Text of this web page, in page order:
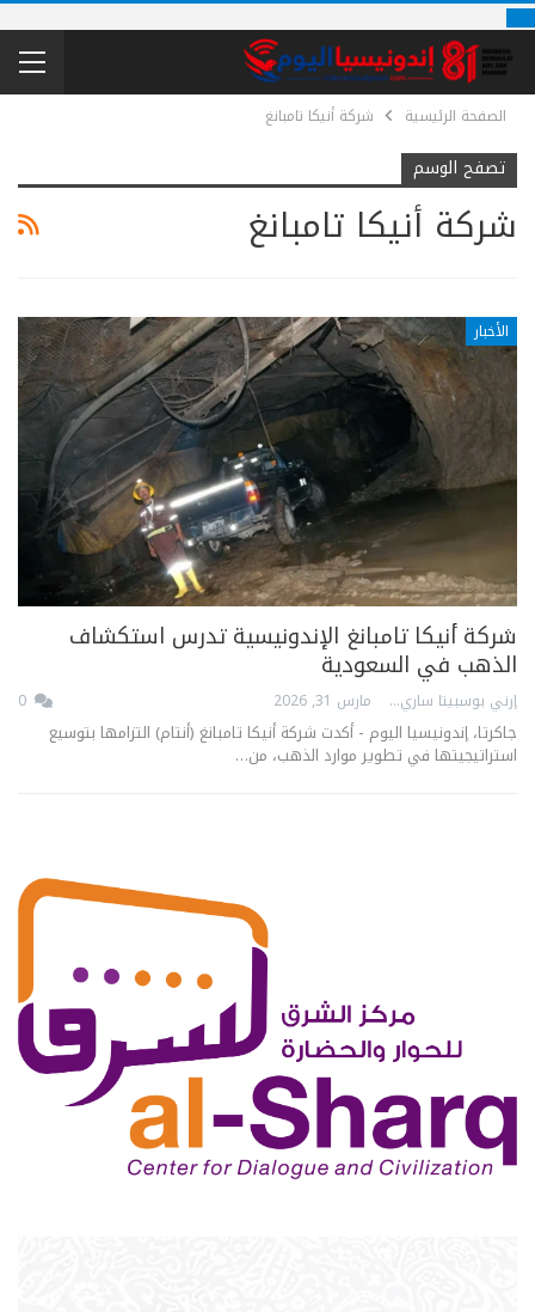
الصفحة الرئيسية شركة أنيكا تامبانغ
تصفح الوسم
شركة أنيكا تامبانغ
الأخبار
شركة أنيكا تامبانغ الإندونيسية تدرس استكشاف
الذهب في السعودية
إرني بوسبيتا ساري مارس 31, 2026
جاكرتا، إندونيسيا اليوم - أكدت شركة أنيكا تامبانغ (أنتام) التزامها بتوسيع
استراتيجيتها في تطوير موارد الذهب، من…